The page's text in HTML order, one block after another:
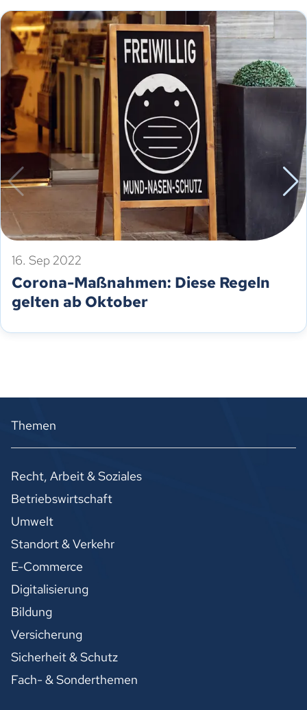
16. Sep 2022
Corona-Maßnahmen: Diese Regeln
gelten ab Oktober
Themen
Recht, Arbeit & Soziales
Betriebswirtschaft
Umwelt
Standort & Verkehr
E-Commerce
Digitalisierung
Bildung
Versicherung
Sicherheit & Schutz
Fach- & Sonderthemen